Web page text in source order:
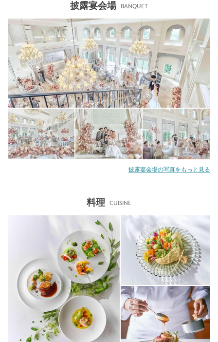
披露宴会場 BANQUET
披露宴会場の写真をもっと見る
料理 CUISINE